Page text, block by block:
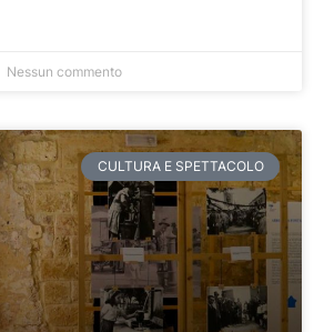
Nessun commento
CULTURA E SPETTACOLO